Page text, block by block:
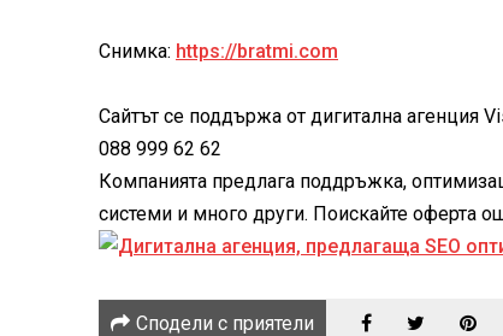
Снимка: https://bratmi.com
Сайтът се поддържа от дигитална агенция
088 999 62 62
Компанията предлага поддръжка,
системи и много други. Поискайте оферта
Сподели с приятели